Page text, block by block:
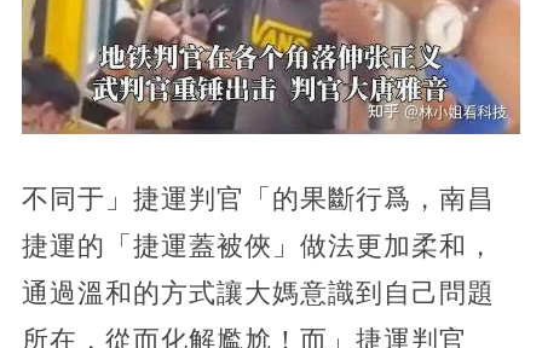
不同于」捷運判官「的果斷行爲，南昌
捷運的「捷運蓋被俠」做法更加柔和，
通過溫和的方式讓大媽意識到自己問題
所在，從而化解尷尬！而」捷運判官